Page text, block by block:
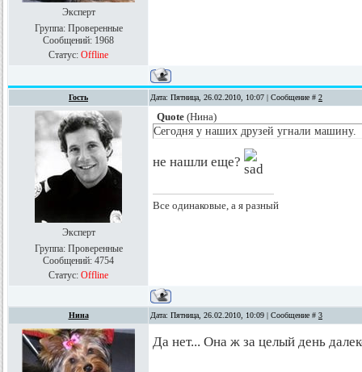
Эксперт
Группа: Проверенные
Сообщений: 1968
Статус: Offline
Гость Дата: Пятница, 26.02.2010, 10:07 | Сообщение # 2
Эксперт
Группа: Проверенные
Сообщений: 4754
Статус: Offline
Quote (Нина)
Сегодня у наших друзей угнали машину.
не нашли еще?
Все одинаковые, а я разный
Нина Дата: Пятница, 26.02.2010, 10:09 | Сообщение # 3
Да нет... Она ж за целый день